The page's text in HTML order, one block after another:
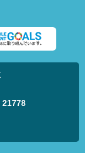
21778